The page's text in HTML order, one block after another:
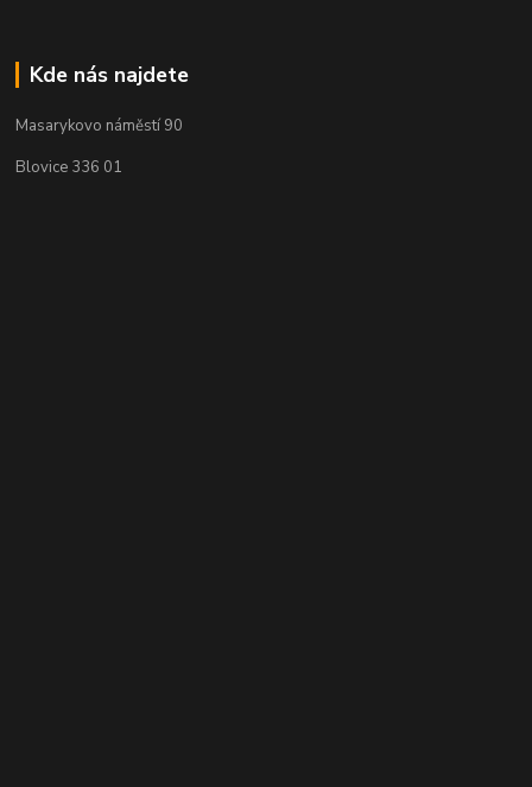
Kde nás najdete
Masarykovo náměstí 90
Blovice 336 01